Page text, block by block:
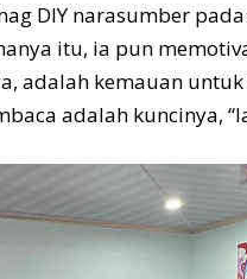
DIY narasumber
itu, ia pun
adalah kemauan
adalah kuncinya,